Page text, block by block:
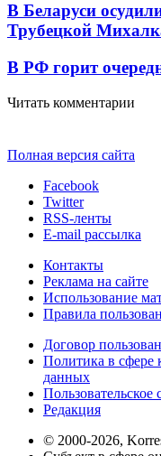
В Беларуси
Трубецкой
В РФ горит
Читать комментарии
Полная версия сайта
Facebook
Twitter
RSS-ленты
E-mail рассылка
Контакты
Реклама на сайте
Использование
Правила
Договор
Политика в сфере
данных
Пользовательское
Редакция
© 2000-2026,